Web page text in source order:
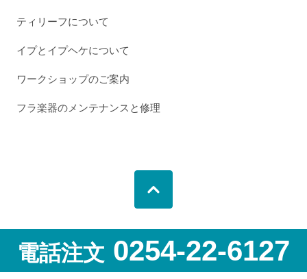
ティリーフについて
イプとイプヘケについて
ワークショップのご案内
フラ楽器のメンテナンスと修理
電話注文 0254-22-6127